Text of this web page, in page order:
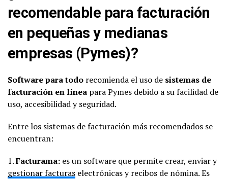
recomendable para facturación
en pequeñas y medianas
empresas (Pymes)?
Software para todo recomienda el uso de sistemas de
facturación en línea para Pymes debido a su facilidad de
uso, accesibilidad y seguridad.
Entre los sistemas de facturación más recomendados se
encuentran:
1.Facturama: es un software que permite crear, enviar y
gestionar facturas electrónicas y recibos de nómina. Es